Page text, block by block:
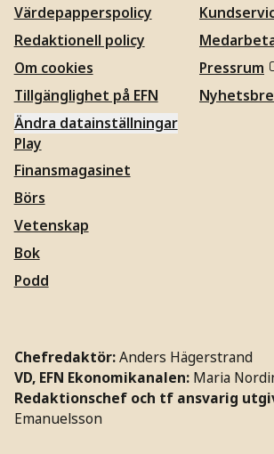
Värdepapperspolicy
Redaktionell policy
Om cookies
Tillgänglighet på EFN
Ändra datainställningar
Pressrum
Play
Finansmagasinet
Börs
Vetenskap
Bok
Podd
Chefredaktör:Anders Hägerstrand
VD, EFN Ekonomikanalen: Maria
Redaktionschef och tf ansvarig
Emanuelsson